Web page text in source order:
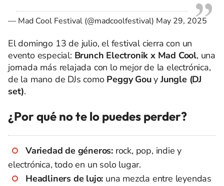
— Mad Cool Festival (@madcoolfestival) May 29, 2025
El domingo 13 de julio, el festival cierra con un
evento especial: Brunch Electronik x Mad Cool, una
jornada más relajada con lo mejor de la electrónica,
de la mano de DJs como Peggy GouyJungle (DJ
set).
¿Por qué no te lo puedes perder?
Variedad de géneros: rock, pop, indie y
electrónica, todo en un solo lugar.
Headliners de lujo: una mezcla entre leyendas